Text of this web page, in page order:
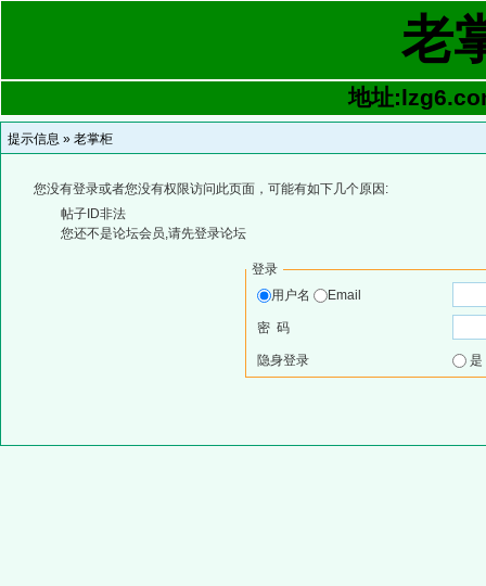
老
地址
提示信息 » 老掌柜
您没有登录或者您没有权限访问此页面，可能有如下几个原因:
帖子ID非法
您还不是论坛会员,请先登录论坛
登录
用户名
Email
密 码
隐身登录